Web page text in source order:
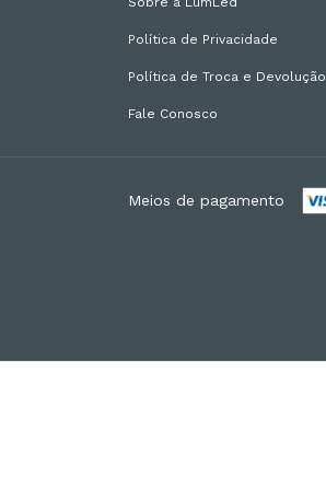
Política de Privacidade
Política de Troca e Devolução
Fale Conosco
Meios de pagamento